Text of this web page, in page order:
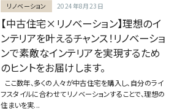
リノベーション 2024年8月23日
【中古住宅×リノベーション】理想のイ
ンテリアを叶えるチャンス！リノベーショ
ンで素敵なインテリアを実現するため
のヒントをお届けします。
ここ数年、多くの人々が中古住宅を購入し、自分のライ
フスタイルに合わせてリノベーションすることで、理想の
住まいを実...